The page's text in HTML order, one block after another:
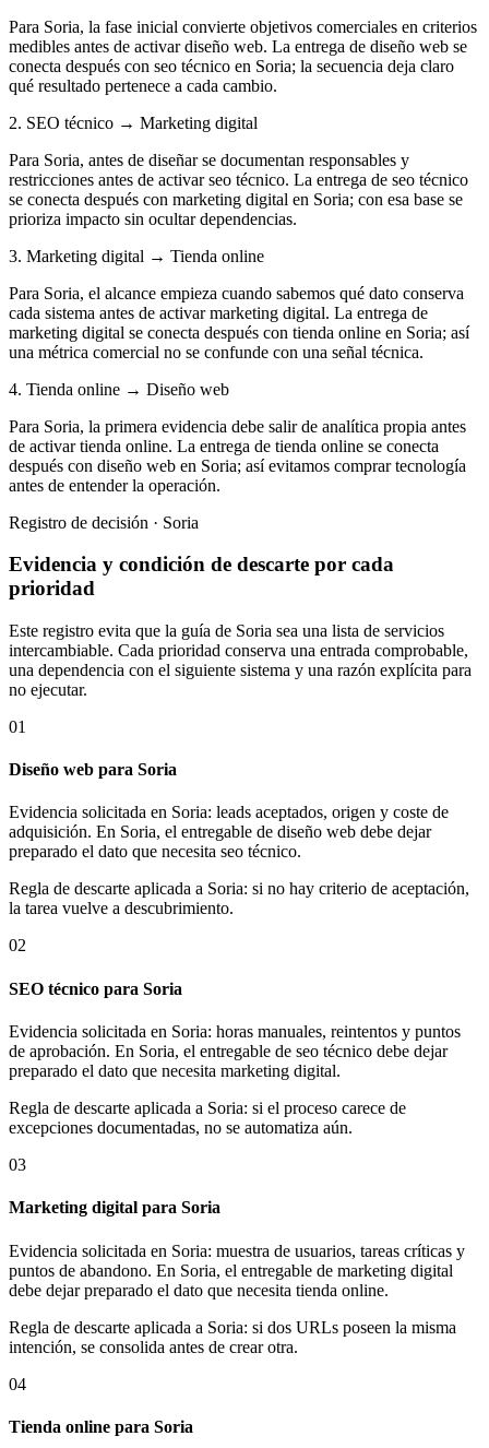
Para Soria, la fase inicial convierte objetivos comerciales en criterios
medibles antes de activar diseño web. La entrega de diseño web se
conecta después con seo técnico en Soria; la secuencia deja claro
qué resultado pertenece a cada cambio.
2. SEO técnico → Marketing digital
Para Soria, antes de diseñar se documentan responsables y
restricciones antes de activar seo técnico. La entrega de seo técnico
se conecta después con marketing digital en Soria; con esa base se
prioriza impacto sin ocultar dependencias.
3. Marketing digital → Tienda online
Para Soria, el alcance empieza cuando sabemos qué dato conserva
cada sistema antes de activar marketing digital. La entrega de
marketing digital se conecta después con tienda online en Soria; así
una métrica comercial no se confunde con una señal técnica.
4. Tienda online → Diseño web
Para Soria, la primera evidencia debe salir de analítica propia antes
de activar tienda online. La entrega de tienda online se conecta
después con diseño web en Soria; así evitamos comprar tecnología
antes de entender la operación.
Registro de decisión · Soria
Evidencia y condición de descarte por cada
prioridad
Este registro evita que la guía de Soria sea una lista de servicios
intercambiable. Cada prioridad conserva una entrada comprobable,
una dependencia con el siguiente sistema y una razón explícita para
no ejecutar.
01
Diseño web para Soria
Evidencia solicitada en Soria: leads aceptados, origen y coste de
adquisición. En Soria, el entregable de diseño web debe dejar
preparado el dato que necesita seo técnico.
Regla de descarte aplicada a Soria: si no hay criterio de aceptación,
la tarea vuelve a descubrimiento.
02
SEO técnico para Soria
Evidencia solicitada en Soria: horas manuales, reintentos y puntos
de aprobación. En Soria, el entregable de seo técnico debe dejar
preparado el dato que necesita marketing digital.
Regla de descarte aplicada a Soria: si el proceso carece de
excepciones documentadas, no se automatiza aún.
03
Marketing digital para Soria
Evidencia solicitada en Soria: muestra de usuarios, tareas críticas y
puntos de abandono. En Soria, el entregable de marketing digital
debe dejar preparado el dato que necesita tienda online.
Regla de descarte aplicada a Soria: si dos URLs poseen la misma
intención, se consolida antes de crear otra.
04
Tienda online para Soria